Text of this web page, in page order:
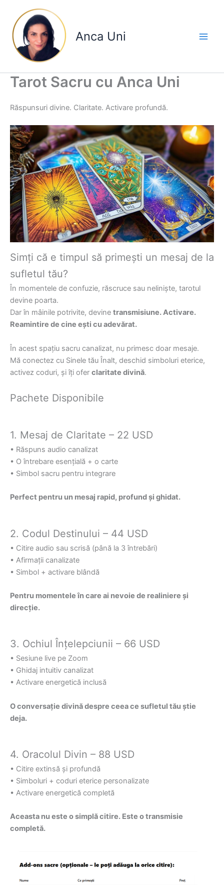
content
Anca Uni
Tarot Sacru cu Anca Uni
Răspunsuri divine. Claritate. Activare profundă.
Simți că e timpul să primești un mesaj de la
sufletul tău?
În momentele de confuzie, răscruce sau neliniște, tarotul
devine poarta.
Dar în mâinile potrivite, devine transmisiune. Activare.
Reamintire de cine ești cu adevărat.
În acest spațiu sacru canalizat, nu primesc doar mesaje.
Mă conectez cu Sinele tău Înalt, deschid simboluri eterice,
activez coduri, și îți ofer claritate divină.
Pachete Disponibile
1. Mesaj de Claritate – 22 USD
• Răspuns audio canalizat
• O întrebare esențială + o carte
• Simbol sacru pentru integrare
Perfect pentru un mesaj rapid, profund și ghidat.
2. Codul Destinului – 44 USD
• Citire audio sau scrisă (până la 3 întrebări)
• Afirmații canalizate
• Simbol + activare blândă
Pentru momentele în care ai nevoie de realiniere și
direcție.
3. Ochiul Înțelepciunii – 66 USD
• Sesiune live pe Zoom
• Ghidaj intuitiv canalizat
• Activare energetică inclusă
O conversație divină despre ceea ce sufletul tău știe
deja.
4. Oracolul Divin – 88 USD
• Citire extinsă și profundă
• Simboluri + coduri eterice personalizate
• Activare energetică completă
Aceasta nu este o simplă citire. Este o transmisie
completă.